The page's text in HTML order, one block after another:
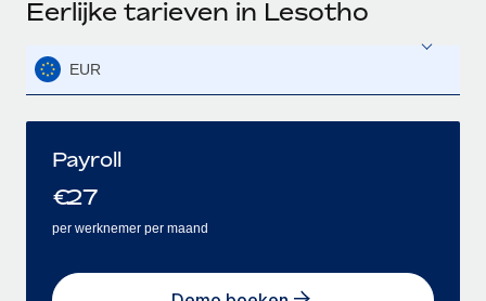
Eerlijke tarieven in Lesotho
EUR
Payroll
€27
per werknemer per maand